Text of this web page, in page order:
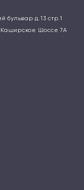
бульвар д.13 стр.1
Шоссе 7А